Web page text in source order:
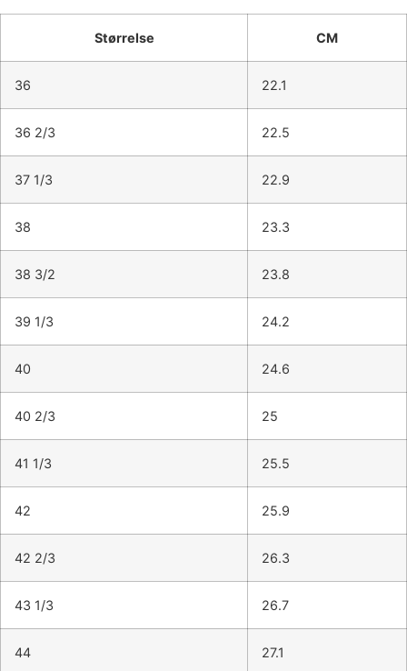
Størrelse CM
36 22.1
36 2/3 22.5
37 1/3 22.9
38 23.3
38 3/2 23.8
39 1/3 24.2
40 24.6
40 2/3 25
41 1/3 25.5
42 25.9
42 2/3 26.3
43 1/3 26.7
44 27.1